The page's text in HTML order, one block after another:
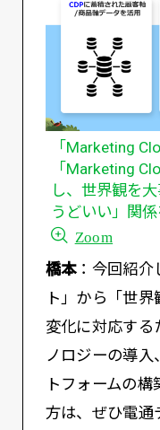
「Marketing
「Marketing
し、世界観を
うどいい」関
Zoom
橋本：今回紹介
ト」から「世
変化に対応する
ノロジーの導
トフォームの
方は、ぜひ電通